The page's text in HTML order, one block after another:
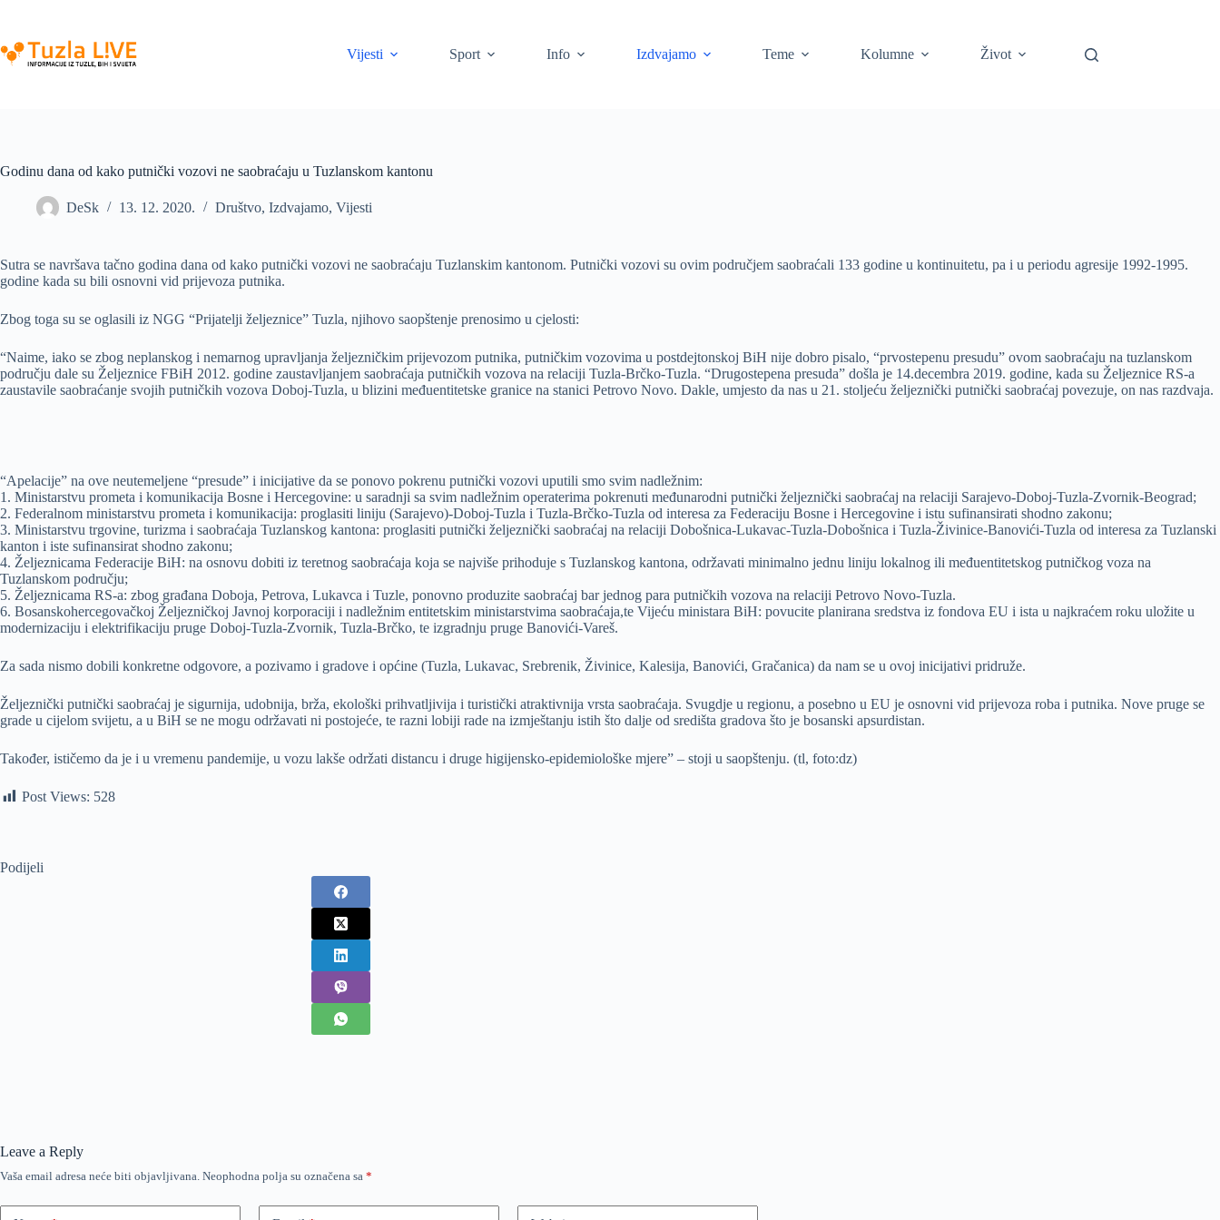
content
Vijesti
Sport Info Izdvajamo Teme Kolumne Život
Godinu dana od kako putnički vozovi ne saobraćaju u Tuzlanskom kantonu
DeSk 13. 12. 2020. Društvo, Izdvajamo, Vijesti
Sutra se navršava tačno godina dana od kako putnički vozovi ne saobraćaju Tuzlanskim kantonom. Putnički vozovi su ovim područjem saobraćali 133 godine u kontinuitetu, pa i u periodu agresije 1992-1995.
godine kada su bili osnovni vid prijevoza putnika.
Zbog toga su se oglasili iz NGG “Prijatelji željeznice” Tuzla, njihovo saopštenje prenosimo u cjelosti:
“Naime, iako se zbog neplanskog i nemarnog upravljanja željezničkim prijevozom putnika, putničkim vozovima u postdejtonskoj BiH nije dobro pisalo, “prvostepenu presudu” ovom saobraćaju na tuzlanskom
području dale su Željeznice FBiH 2012. godine zaustavljanjem saobraćaja putničkih vozova na relaciji Tuzla-Brčko-Tuzla. “Drugostepena presuda” došla je 14.decembra 2019. godine, kada su Željeznice RS-a
zaustavile saobraćanje svojih putničkih vozova Doboj-Tuzla, u blizini međuentitetske granice na stanici Petrovo Novo. Dakle, umjesto da nas u 21. stoljeću željeznički putnički saobraćaj povezuje, on nas razdvaja.
“Apelacije” na ove neutemeljene “presude” i inicijative da se ponovo pokrenu putnički vozovi uputili smo svim nadležnim:
1. Ministarstvu prometa i komunikacija Bosne i Hercegovine: u saradnji sa svim nadležnim operaterima pokrenuti međunarodni putnički željeznički saobraćaj na relaciji Sarajevo-Doboj-Tuzla-Zvornik-Beograd;
2. Federalnom ministarstvu prometa i komunikacija: proglasiti liniju (Sarajevo)-Doboj-Tuzla i Tuzla-Brčko-Tuzla od interesa za Federaciju Bosne i Hercegovine i istu sufinansirati shodno zakonu;
3. Ministarstvu trgovine, turizma i saobraćaja Tuzlanskog kantona: proglasiti putnički željeznički saobraćaj na relaciji Dobošnica-Lukavac-Tuzla-Dobošnica i Tuzla-Živinice-Banovići-Tuzla od interesa za Tuzlanski
kanton i iste sufinansirat shodno zakonu;
4. Željeznicama Federacije BiH: na osnovu dobiti iz teretnog saobraćaja koja se najviše prihoduje s Tuzlanskog kantona, održavati minimalno jednu liniju lokalnog ili međuentitetskog putničkog voza na
Tuzlanskom području;
5. Željeznicama RS-a: zbog građana Doboja, Petrova, Lukavca i Tuzle, ponovno produzite saobraćaj bar jednog para putničkih vozova na relaciji Petrovo Novo-Tuzla.
6. Bosanskohercegovačkoj Željezničkoj Javnoj korporaciji i nadležnim entitetskim ministarstvima saobraćaja,te Vijeću ministara BiH: povucite planirana sredstva iz fondova EU i ista u najkraćem roku uložite u
modernizaciju i elektrifikaciju pruge Doboj-Tuzla-Zvornik, Tuzla-Brčko, te izgradnju pruge Banovići-Vareš.
Za sada nismo dobili konkretne odgovore, a pozivamo i gradove i općine (Tuzla, Lukavac, Srebrenik, Živinice, Kalesija, Banovići, Gračanica) da nam se u ovoj inicijativi pridruže.
Željeznički putnički saobraćaj je sigurnija, udobnija, brža, ekološki prihvatljivija i turistički atraktivnija vrsta saobraćaja. Svugdje u regionu, a posebno u EU je osnovni vid prijevoza roba i putnika. Nove pruge se
grade u cijelom svijetu, a u BiH se ne mogu održavati ni postojeće, te razni lobiji rade na izmještanju istih što dalje od središta gradova što je bosanski apsurdistan.
Također, ističemo da je i u vremenu pandemije, u vozu lakše održati distancu i druge higijensko-epidemiološke mjere” – stoji u saopštenju. (tl, foto:dz)
Post Views: 528
Podijeli
Leave a Reply
Vaša email adresa neće biti objavljivana. Neophodna polja su označena sa *